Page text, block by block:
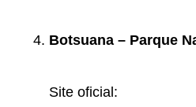
Botsuana – Parque
Site oficial: